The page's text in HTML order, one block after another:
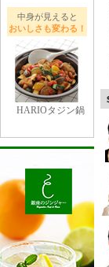
中身が見えると
おいしさも変わる！
HARIOタジン鍋